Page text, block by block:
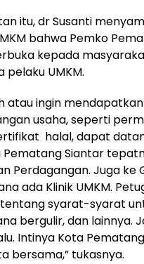
itu, dr Susanti
bahwa Pemko
kepada
UMKM.
atau ingin
usaha, seperti
halal, dapat
Siantar
Perdagangan. Juga ke
ada Klinik UMKM.
syarat-syarat
bergulir, dan lainnya.
Intinya Kota
bersama,” tukasnya.